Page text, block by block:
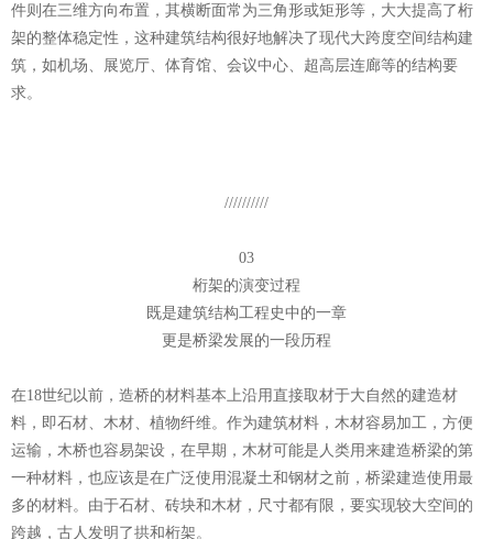
件则在三维方向布置，其横断面常为三角形或矩形等，大大提高了桁
架的整体稳定性，这种建筑结构很好地解决了现代大跨度空间结构建
筑，如机场、展览厅、体育馆、会议中心、超高层连廊等的结构要
求。
//////////
03
桁架的演变过程
既是建筑结构工程史中的一章
更是桥梁发展的一段历程
在18世纪以前，造桥的材料基本上沿用直接取材于大自然的建造材
料，即石材、木材、植物纤维。作为建筑材料，木材容易加工，方便
运输，木桥也容易架设，在早期，木材可能是人类用来建造桥梁的第
一种材料，也应该是在广泛使用混凝土和钢材之前，桥梁建造使用最
多的材料。由于石材、砖块和木材，尺寸都有限，要实现较大空间的
跨越，古人发明了拱和桁架。